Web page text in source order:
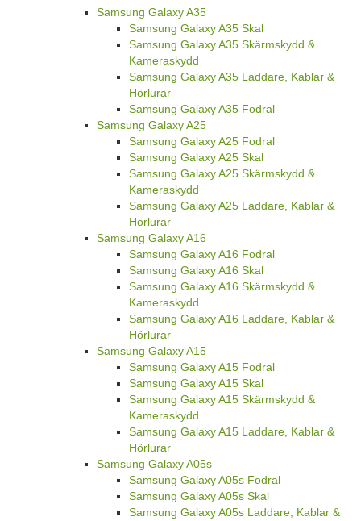
Samsung Galaxy A35
Samsung Galaxy A35 Skal
Samsung Galaxy A35 Skärmskydd &
Kameraskydd
Samsung Galaxy A35 Laddare, Kablar &
Hörlurar
Samsung Galaxy A35 Fodral
Samsung Galaxy A25
Samsung Galaxy A25 Fodral
Samsung Galaxy A25 Skal
Samsung Galaxy A25 Skärmskydd &
Kameraskydd
Samsung Galaxy A25 Laddare, Kablar &
Hörlurar
Samsung Galaxy A16
Samsung Galaxy A16 Fodral
Samsung Galaxy A16 Skal
Samsung Galaxy A16 Skärmskydd &
Kameraskydd
Samsung Galaxy A16 Laddare, Kablar &
Hörlurar
Samsung Galaxy A15
Samsung Galaxy A15 Fodral
Samsung Galaxy A15 Skal
Samsung Galaxy A15 Skärmskydd &
Kameraskydd
Samsung Galaxy A15 Laddare, Kablar &
Hörlurar
Samsung Galaxy A05s
Samsung Galaxy A05s Fodral
Samsung Galaxy A05s Skal
Samsung Galaxy A05s Laddare, Kablar &